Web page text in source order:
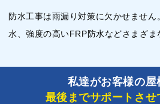
防水工事は雨漏り対策に欠かせませ
水、強度の高いFRP防水などさまざま
私達がお客様の屋
最後までサポートさせ